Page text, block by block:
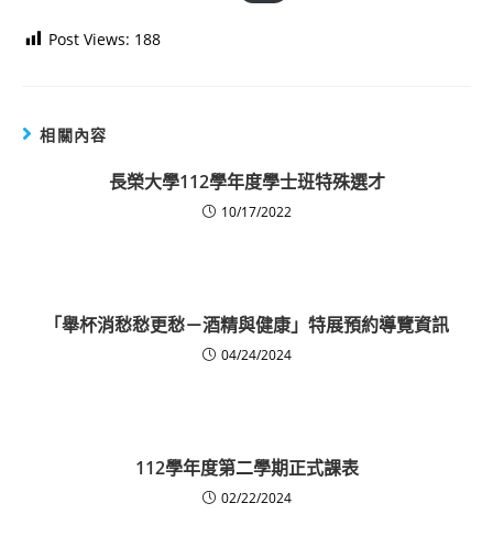
Post Views: 188
相關內容
長榮大學112學年度學士班特殊選才
10/17/2022
「舉杯消愁愁更愁－酒精與健康」特展預約導覽資訊
04/24/2024
112學年度第二學期正式課表
02/22/2024